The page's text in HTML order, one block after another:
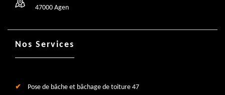
47000 Agen
Nos Services
Pose de bâche et bâchage de toiture 47